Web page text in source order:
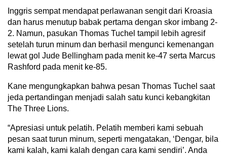
Inggris sempat mendapat perlawanan sengit dari Kroasia
dan harus menutup babak pertama dengan skor imbang 2-
2. Namun, pasukan Thomas Tuchel tampil lebih agresif
setelah turun minum dan berhasil mengunci kemenangan
lewat gol Jude Bellingham pada menit ke-47 serta Marcus
Rashford pada menit ke-85.
Kane mengungkapkan bahwa pesan Thomas Tuchel saat
jeda pertandingan menjadi salah satu kunci kebangkitan
The Three Lions.
“Apresiasi untuk pelatih. Pelatih memberi kami sebuah
pesan saat turun minum, seperti mengatakan, ‘Dengar, bila
kami kalah, kami kalah dengan cara kami sendiri’. Anda